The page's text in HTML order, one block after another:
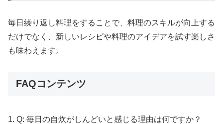
毎日繰り返し料理をすることで、料理のスキルが向上する
だけでなく、新しいレシピや料理のアイデアを試す楽しさ
も味わえます。
FAQコンテンツ
1. Q: 毎日の自炊がしんどいと感じる理由は何ですか？